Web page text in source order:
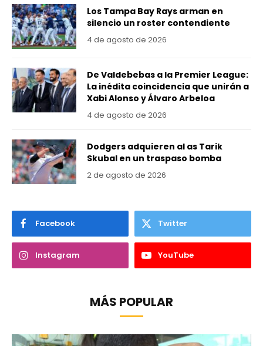
Los Tampa Bay Rays arman en
silencio un roster contendiente
4 de agosto de 2026
De Valdebebas a la Premier League:
La inédita coincidencia que unirán a
Xabi Alonso y Álvaro Arbeloa
4 de agosto de 2026
Dodgers adquieren al as Tarik
Skubal en un traspaso bomba
2 de agosto de 2026
Facebook Twitter
Instagram YouTube
MÁS POPULAR